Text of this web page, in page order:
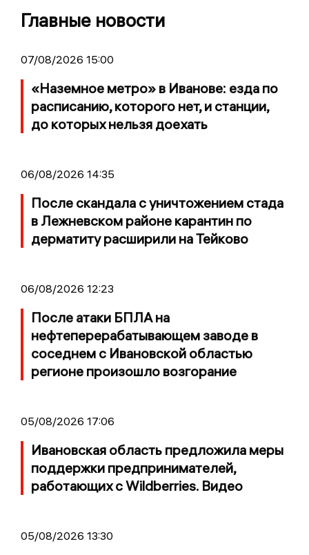
Главные новости
07/08/2026 15:00
«Наземное метро» в Иванове: езда по
расписанию, которого нет, и станции,
до которых нельзя доехать
06/08/2026 14:35
После скандала с уничтожением стада
в Лежневском районе карантин по
дерматиту расширили на Тейково
06/08/2026 12:23
После атаки БПЛА на
нефтеперерабатывающем заводе в
соседнем с Ивановской областью
регионе произошло возгорание
05/08/2026 17:06
Ивановская область предложила меры
поддержки предпринимателей,
работающих с Wildberries. Видео
05/08/2026 13:30